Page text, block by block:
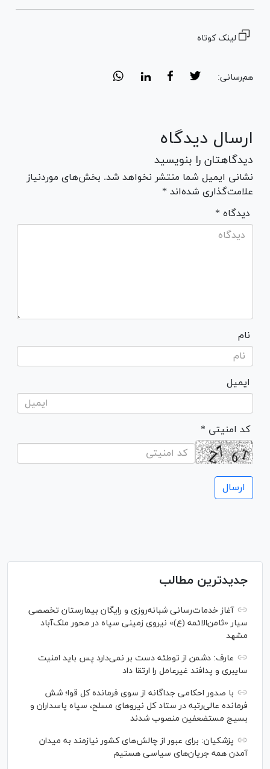
لینک کوتاه
هم‌رسانی:
ارسال دیدگاه
دیدگاهتان را بنویسید
نشانی ایمیل شما منتشر نخواهد شد. بخش‌های موردنیاز
علامت‌گذاری شده‌اند *
* دیدگاه
نام
ایمیل
* کد امنیتی
جدیدترین مطالب
آغاز خدمات‌رسانی شبانه‌روزی و رایگان بیمارستان تخصصی
سیار «ثامن‌الائمه (ع)» نیروی زمینی سپاه در محور ملک‌آباد
مشهد
عارف: دشمن از توطئه دست بر نمی‌دارد پس باید امنیت
سایبری و پدافند غیرعامل را ارتقا داد
با صدور احکامی جداگانه از سوی فرمانده کل قوا؛ شش
فرمانده عالی‌رتبه در ستاد کل نیرو‌های مسلح، سپاه پاسداران و
بسیج مستضعفین منصوب شدند
پزشکیان: برای عبور از چالش‌های کشور نیازمند به میدان
آمدن همه جریان‌های سیاسی هستیم